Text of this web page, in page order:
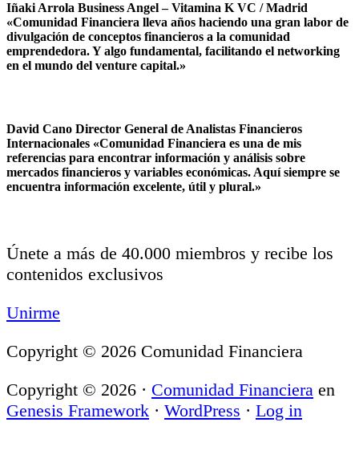
Iñaki Arrola Business Angel – Vitamina K VC / Madrid
«Comunidad Financiera lleva años haciendo una gran labor de
divulgación de conceptos financieros a la comunidad
emprendedora. Y algo fundamental, facilitando el networking
en el mundo del venture capital.»
David Cano Director General de Analistas Financieros
Internacionales «Comunidad Financiera es una de mis
referencias para encontrar información y análisis sobre
mercados financieros y variables económicas. Aquí siempre se
encuentra información excelente, útil y plural.»
Únete a más de 40.000 miembros y recibe los
contenidos exclusivos
Unirme
Copyright © 2026 Comunidad Financiera
Copyright © 2026 · Comunidad Financiera en
Genesis Framework · WordPress · Log in